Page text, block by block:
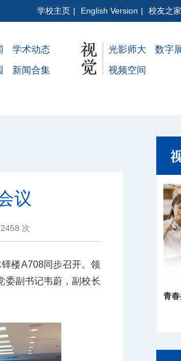
学校主页 | English Version | 校友之家
学术动态
新闻合集
光影师大 数字
视频空间
议
2458 次
楼A708同步召开。领
委副书记韦蔚，副校长
青